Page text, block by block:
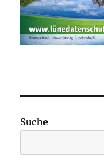
Suche